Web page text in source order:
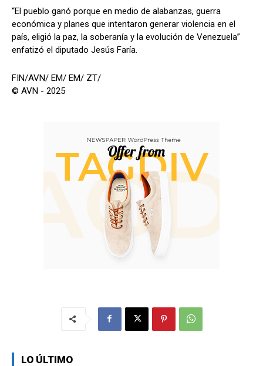
“El pueblo ganó porque en medio de alabanzas, guerra
económica y planes que intentaron generar violencia en el
país, eligió la paz, la soberanía y la evolución de Venezuela”
enfatizó el diputado Jesús Faría.
FIN/AVN/ EM/ EM/ ZT/
© AVN - 2025
LO ÚLTIMO